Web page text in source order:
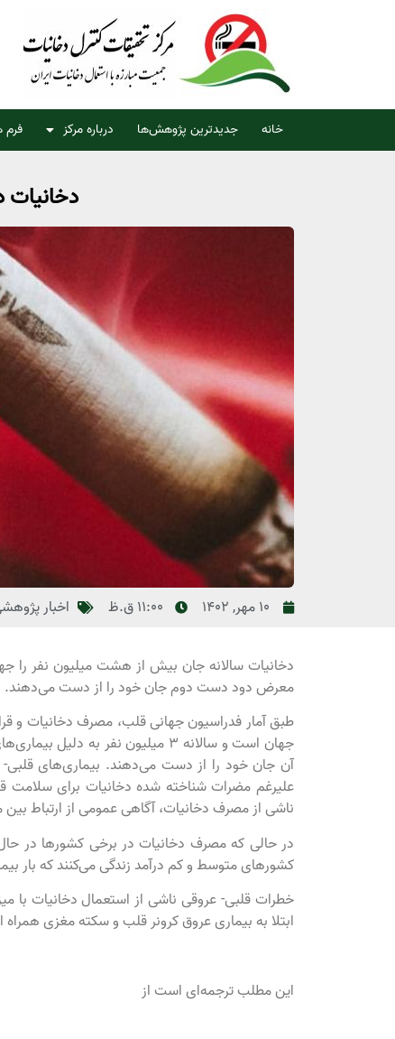
خانه جدیدترین پژوهش‌ها درباره مرکز
10 مهر, 1402 11:00 ق.ظ اخبار
معرض دود دست دوم جان خود را از دست می‌دهند.
طبق آمار فدراسیون جهانی قلب، مصرف دخانیات
جهان است و سالانه 3 میلیون
آن جان خود را از دست می‌دهند. بیماری‌های قلبی-
علیرغم مضرات شناخته شده دخانیات برای
ناشی از مصرف دخانیات، آگاهی عمومی از ارتباط
کشورهای متوسط ​​و کم درآمد زندگی می‌کنند که بار
خطرات قلبی- عروقی ناشی از استعمال دخانیات
ابتلا به بیماری عروق کرونر قلب و سکته مغزی
این مطلب ترجمه‌ای است از